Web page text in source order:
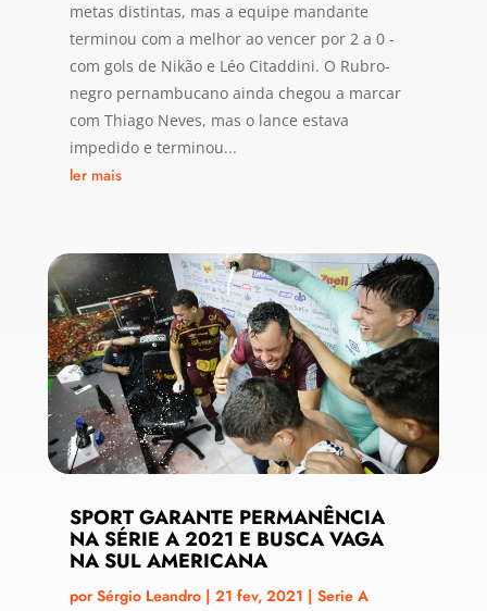
metas distintas, mas a equipe mandante
terminou com a melhor ao vencer por 2 a 0 -
com gols de Nikão e Léo Citaddini. O Rubro-
negro pernambucano ainda chegou a marcar
com Thiago Neves, mas o lance estava
impedido e terminou...
ler mais
SPORT GARANTE PERMANÊNCIA
NA SÉRIE A 2021 E BUSCA VAGA
NA SUL AMERICANA
porSérgio Leandro| 21 fev, 2021 | Serie A